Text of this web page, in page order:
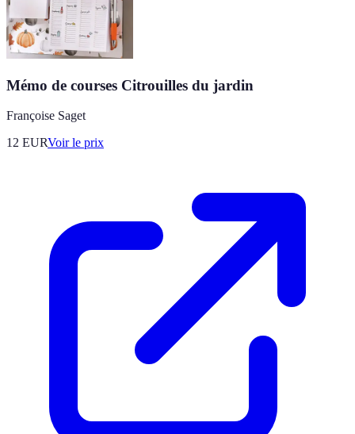
Mémo de courses Citrouilles du jardin
Françoise Saget
12 EURVoir le prix